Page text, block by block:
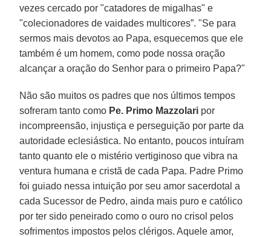
vezes cercado por "catadores de migalhas" e
"colecionadores de vaidades multicores”. "Se para
sermos mais devotos ao Papa, esquecemos que ele
também é um homem, como pode nossa oração
alcançar a oração do Senhor para o primeiro Papa?"
Não são muitos os padres que nos últimos tempos
sofreram tanto como Pe. Primo Mazzolari por
incompreensão, injustiça e perseguição por parte da
autoridade eclesiástica. No entanto, poucos intuíram
tanto quanto ele o mistério vertiginoso que vibra na
ventura humana e cristã de cada Papa. Padre Primo
foi guiado nessa intuição por seu amor sacerdotal a
cada Sucessor de Pedro, ainda mais puro e católico
por ter sido peneirado como o ouro no crisol pelos
sofrimentos impostos pelos clérigos. Aquele amor,